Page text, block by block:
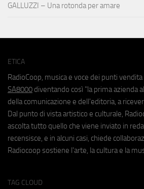
GALLUZZI – Una rotonda per amare
ETICA
RadioCoop, musica e voce dei punti
SA8000 diventando così "la prima azienda
della comunicazione e dell'editoria, a
Dal punto di vista artistico e culturale,
ascolta tutto quello che viene inviato in
recensisce, e in alcuni casi, chiede
Radiocoop sostiene l'arte, la cultura e la
TAG CLOUD